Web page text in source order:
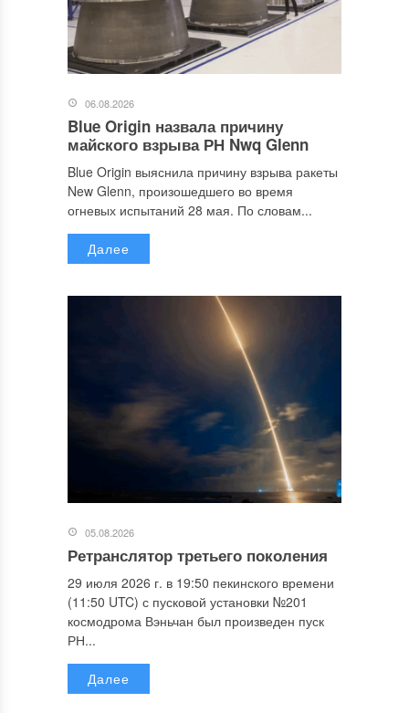
06.08.2026
Blue Origin назвала причину
майского взрыва РН Nwq Glenn
Blue Origin выяснила причину взрыва ракеты
New Glenn, произошедшего во время
огневых испытаний 28 мая. По словам...
Далее
05.08.2026
Ретранслятор третьего поколения
29 июля 2026 г. в 19:50 пекинского времени
(11:50 UTC) с пусковой установки №201
космодрома Вэньчан был произведен пуск
РН...
Далее